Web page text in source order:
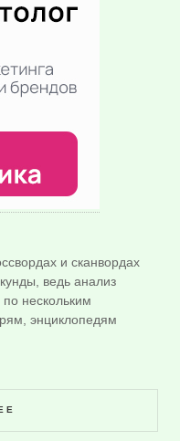
и сканвордах
ведь анализ
нескольким
энциклопедям